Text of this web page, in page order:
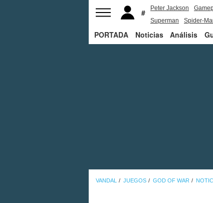
Peter Jackson
Superman
Spider-
PORTADA Noticias Análisis
VANDAL JUEGOS GOD OF WAR